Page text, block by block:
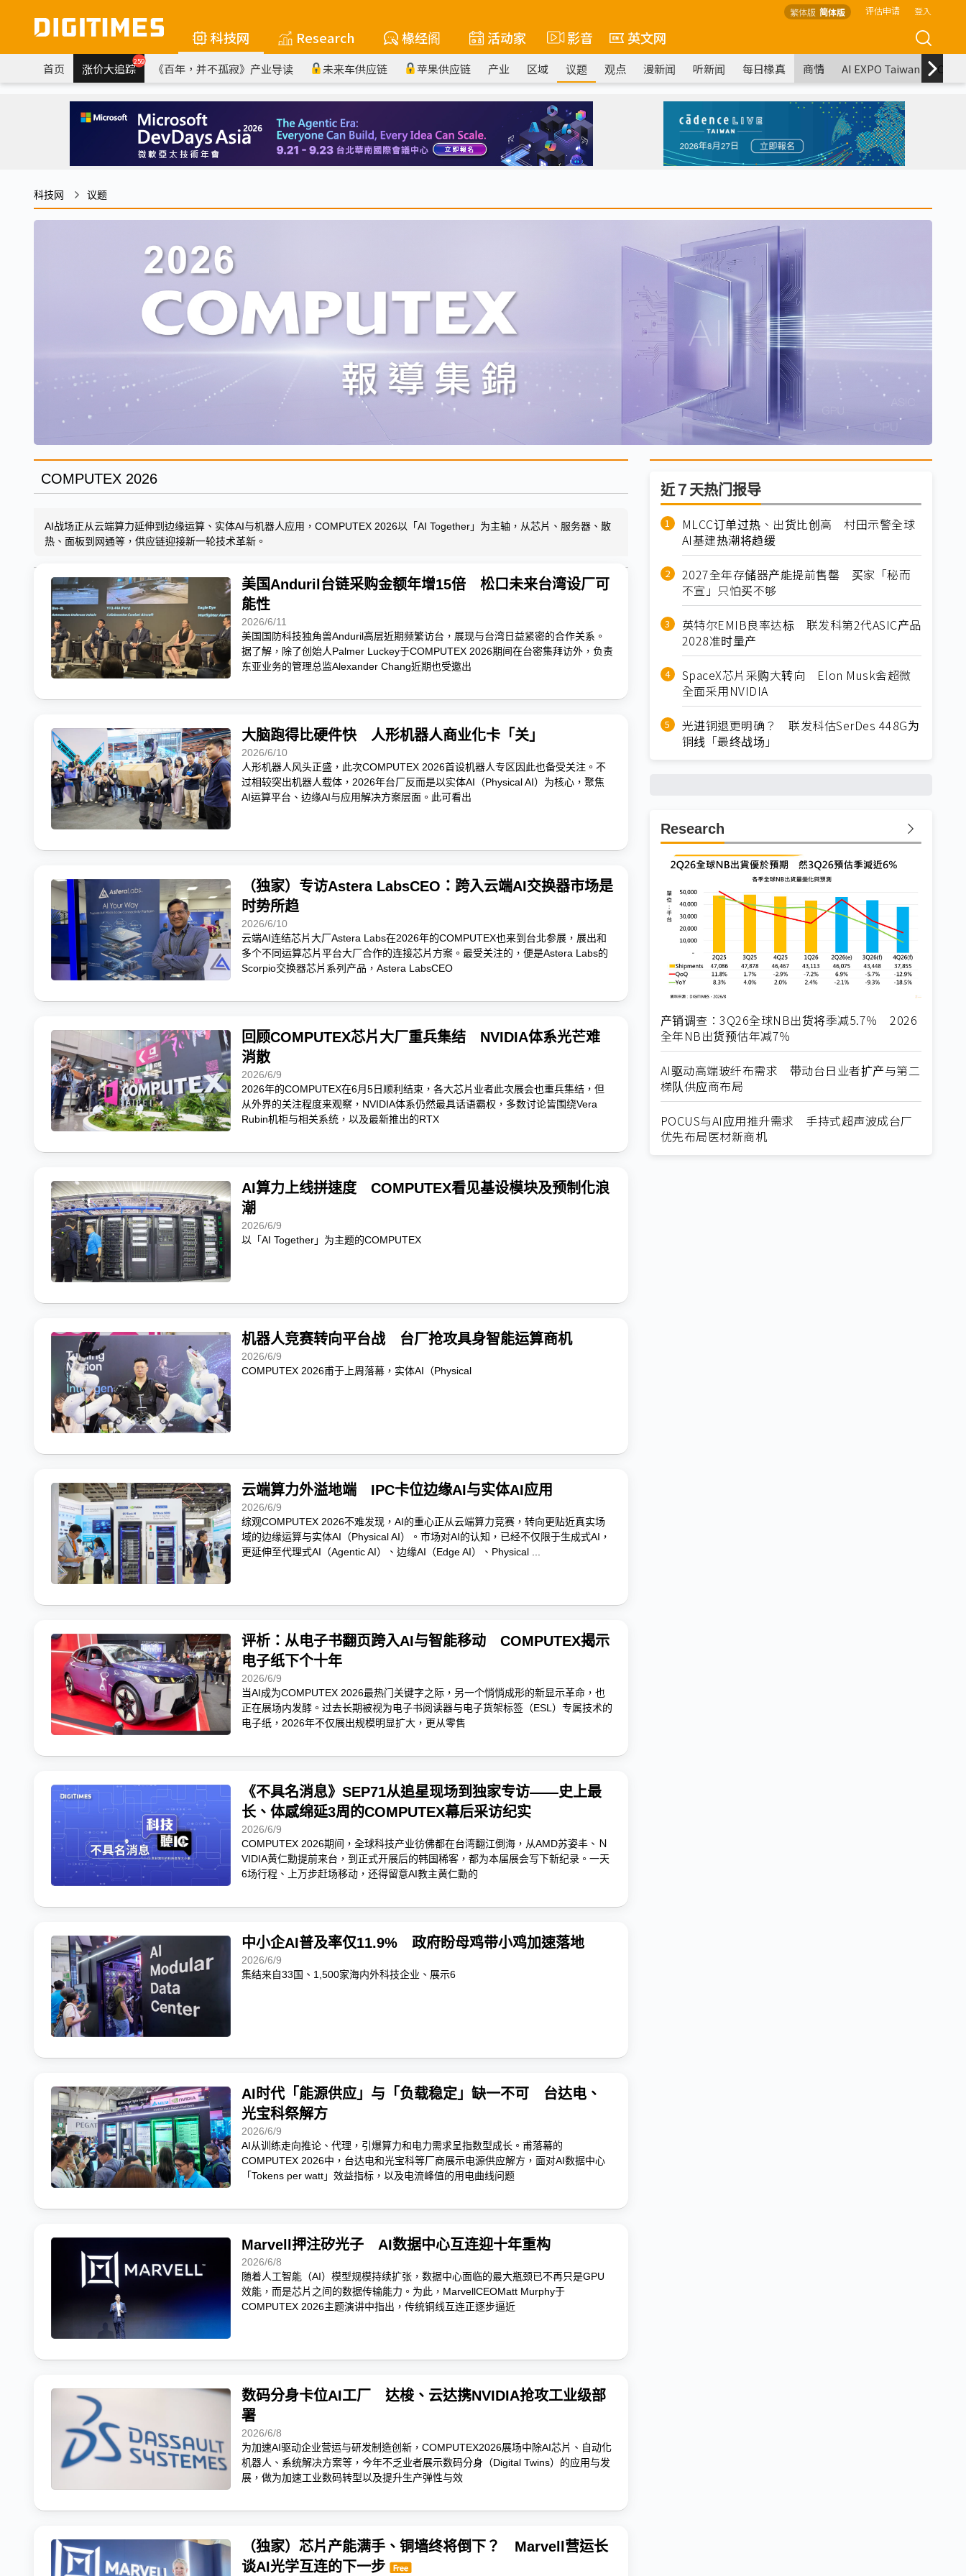
繁体版 简体版 评估申请 登入
科技网 Research 椽经阁 活动家 影音 英文网
首页 涨价大追踪259 《百年，并不孤寂》产业导读 未来车供应链 苹果供应链 产业 区域 议题 观点 漫新闻 听新闻 每日椽真 商情 AI EXPO Taiwan
科技网 议题
COMPUTEX 2026
AI战场正从云端算力延伸到边缘运算、实体AI与机器人应用，COMPUTEX 2026以「AI Together」为主轴，从芯片、服务器、散
热、面板到网通等，供应链迎接新一轮技术革新。
美国Anduril台链采购金额年增15倍 松口未来台湾设厂可
能性
2026/6/11
美国国防科技独角兽Anduril高层近期频繁访台，展现与台湾日益紧密的合作关系。
据了解，除了创始人Palmer Luckey于COMPUTEX 2026期间在台密集拜访外，负责
东亚业务的管理总监Alexander Chang近期也受邀出
大脑跑得比硬件快 人形机器人商业化卡「关」
2026/6/10
人形机器人风头正盛，此次COMPUTEX 2026首设机器人专区因此也备受关注。不
过相较突出机器人载体，2026年台厂反而是以实体AI（Physical AI）为核心，聚焦
AI运算平台、边缘AI与应用解决方案层面。此可看出
（独家）专访Astera LabsCEO：跨入云端AI交换器市场是
时势所趋
2026/6/10
云端AI连结芯片大厂Astera Labs在2026年的COMPUTEX也来到台北参展，展出和
多个不同运算芯片平台大厂合作的连接芯片方案。最受关注的，便是Astera Labs的
Scorpio交换器芯片系列产品，Astera LabsCEO
回顾COMPUTEX芯片大厂重兵集结 NVIDIA体系光芒难
消散
2026/6/9
2026年的COMPUTEX在6月5日顺利结束，各大芯片业者此次展会也重兵集结，但
从外界的关注程度来观察，NVIDIA体系仍然最具话语霸权，多数讨论皆围绕Vera
Rubin机柜与相关系统，以及最新推出的RTX
AI算力上线拼速度 COMPUTEX看见基设模块及预制化浪
潮
2026/6/9
以「AI Together」为主题的COMPUTEX
机器人竞赛转向平台战 台厂抢攻具身智能运算商机
2026/6/9
COMPUTEX 2026甫于上周落幕，实体AI（Physical
云端算力外溢地端 IPC卡位边缘AI与实体AI应用
2026/6/9
综观COMPUTEX 2026不难发现，AI的重心正从云端算力竞赛，转向更贴近真实场
域的边缘运算与实体AI（Physical AI）。市场对AI的认知，已经不仅限于生成式AI，
更延伸至代理式AI（Agentic AI）、边缘AI（Edge AI）、Physical ...
评析：从电子书翻页跨入AI与智能移动 COMPUTEX揭示
电子纸下个十年
2026/6/9
当AI成为COMPUTEX 2026最热门关键字之际，另一个悄悄成形的新显示革命，也
正在展场内发酵。过去长期被视为电子书阅读器与电子货架标签（ESL）专属技术的
电子纸，2026年不仅展出规模明显扩大，更从零售
《不具名消息》SEP71从追星现场到独家专访——史上最
长、体感绵延3周的COMPUTEX幕后采访纪实
2026/6/9
COMPUTEX 2026期间，全球科技产业彷佛都在台湾翻江倒海，从AMD苏姿丰、Ｎ
VIDIA黄仁勳提前来台，到正式开展后的韩国稀客，都为本届展会写下新纪录。一天
6场行程、上万步赶场移动，还得留意AI教主黄仁勳的
中小企AI普及率仅11.9% 政府盼母鸡带小鸡加速落地
2026/6/9
集结来自33国、1,500家海内外科技企业、展示6
AI时代「能源供应」与「负载稳定」缺一不可 台达电、
光宝科祭解方
2026/6/9
AI从训练走向推论、代理，引爆算力和电力需求呈指数型成长。甫落幕的
COMPUTEX 2026中，台达电和光宝科等厂商展示电源供应解方，面对AI数据中心
「Tokens per watt」效益指标，以及电流峰值的用电曲线问题
Marvell押注矽光子 AI数据中心互连迎十年重构
2026/6/8
随着人工智能（AI）模型规模持续扩张，数据中心面临的最大瓶颈已不再只是GPU
效能，而是芯片之间的数据传输能力。为此，MarvellCEOMatt Murphy于
COMPUTEX 2026主题演讲中指出，传统铜线互连正逐步逼近
数码分身卡位AI工厂 达梭、云达携NVIDIA抢攻工业级部
署
2026/6/8
为加速AI驱动企业营运与研发制造创新，COMPUTEX2026展场中除AI芯片、自动化
机器人、系统解决方案等，今年不乏业者展示数码分身（Digital Twins）的应用与发
展，做为加速工业数码转型以及提升生产弹性与效
（独家）芯片产能满手、铜墙终将倒下？ Marvell营运长
谈AI光学互连的下一步
近７天热门报导
MLCC订单过热、出货比创高 村田示警全球
AI基建热潮将趋缓
2027全年存储器产能提前售罄 买家「秘而
不宣」只怕买不够
英特尔EMIB良率达标 联发科第2代ASIC产品
2028准时量产
SpaceX芯片采购大转向 Elon Musk舍超微
全面采用NVIDIA
光进铜退更明确？ 联发科估SerDes 448G为
铜线「最终战场」
Research
产销调查：3Q26全球NB出货将季减5.7％ 2026
全年NB出货预估年减7％
AI驱动高端玻纤布需求 带动台日业者扩产与第二
梯队供应商布局
POCUS与AI应用推升需求 手持式超声波成台厂
优先布局医材新商机